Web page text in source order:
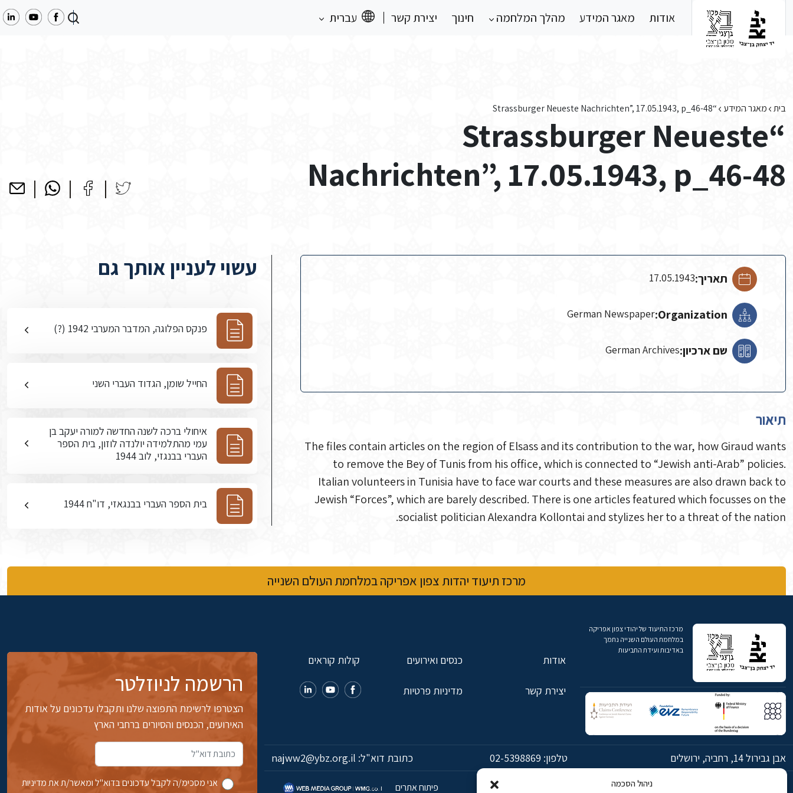
ניהול הסכמה
אודות מאגר המידע מהלך המלחמה חינוך יצירת קשר עברית
בית מאגר המידע “Strassburger Neueste Nachrichten”, 17.05.1943, p_46-48
“Strassburger Neueste
Nachrichten”, 17.05.1943, p_46-48
תאריך:17.05.1943
Organization:
German Newspaper
שם ארכיון:German Archives
תיאור
The files contain articles on the region of Elsass and its contribution to the war, how Giraud wants
to remove the Bey of Tunis from his office, which is connected to “Jewish anti-Arab” policies.
Italian volunteers in Tunisia have to face war courts and these measures are also drawn back to
Jewish “Forces”, which are barely described. There is one articles featured which focusses on the
socialist politician Alexandra Kollontai and stylizes her to a threat of the nation.
עשוי לעניין אותך גם
פנקס הפלוגה, המדבר המערבי 1942 (?)
החייל שומן, הגדוד העברי השני
איחולי ברכה לשנה החדשה למורה יעקב בן
עמי מהתלמידה יולנדה לוזון, בית הספר
העברי בבנגזי, לוב 1944
בית הספר העברי בבנגאזי, דו"ח 1944
מרכז תיעוד יהדות צפון אפריקה במלחמת העולם השנייה
מרכז התיעוד של יהודי צפון אפריקה
במלחמת העולם השנייה נתמך
באדיבות ועידת התביעות
אודות כנסים ואירועים קולות קוראים
יצירת קשר מדיניות פרטיות
אבן גבירול 14, רחביה, ירושלים טלפון: 02-5398869 כתובת דוא"ל: najww2@ybz.org.il
© כל הזכויות שמורות ליד יצחק בן-צבי ירושלים פיתוח אתרים
הרשמה לניוזלטר
הצטרפו לרשימת התפוצה שלנו ותקבלו עדכונים על אודות
האירועים, הכנסים והסיורים ברחבי הארץ
אני מסכימ/ה לקבל עדכונים בדוא''ל ומאשר/ת את מדיניות